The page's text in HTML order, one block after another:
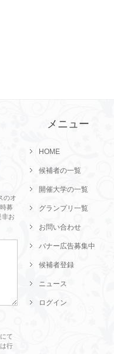
のオ
募
非お
て
行
メニュー
HOME
候補者の一覧
開催大学の一覧
グランプリ一覧
お問い合わせ
バナー広告募集中
候補者登録
ニュース
ログイン